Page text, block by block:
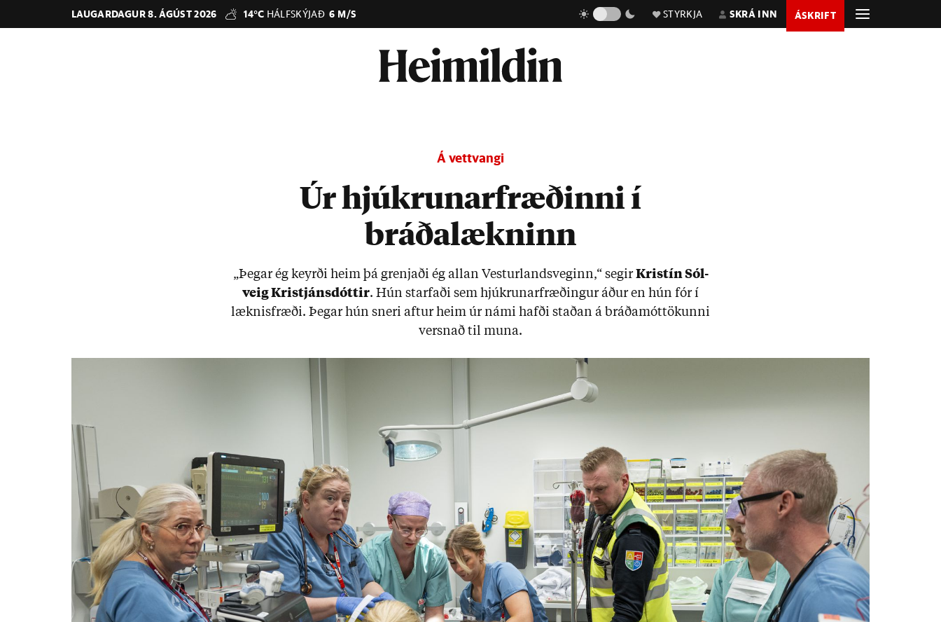
LAUGARDAGUR 8. ÁGÚST 2026 14°C HÁLFSKÝJAÐ 6 M/S STYRKJA SKRÁ INN ÁSKRIFT
Á vettvangi
Úr hjúkrunarfræðinni í
bráðalækninn
„Þeg­ar ég keyrði heim þá grenj­aði ég all­an Vest­ur­lands­veg­inn,“ seg­irKrist­ín Sól­
veig Kristjáns­dótt­ir. Hún starf­aði sem hjúkr­un­ar­fræð­ing­ur áð­ur en hún fór í
lækn­is­fræði. Þeg­ar hún sneri aft­ur heim úr námi hafði stað­an á bráða­mót­tök­unni
versn­að til muna.